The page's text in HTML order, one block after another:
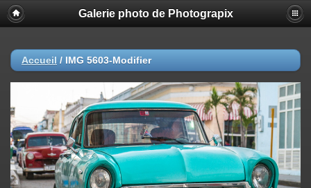
Galerie photo de Photograpix
Accueil / IMG 5603-Modifier